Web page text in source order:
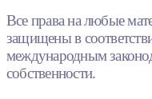
Все права на любые
защищены в
международным
собственности.